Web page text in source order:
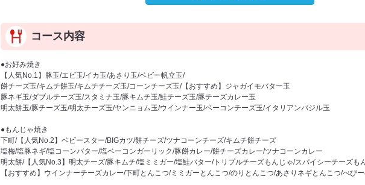
コース内容
●お好み焼き
【人気No.1】豚玉/エビ玉/イカ玉/あさり玉/ベビー帆立玉/
餅チーズ玉/キムチ餅玉/キムチチーズ玉/コーンチーズ玉/【おすすめ】ジャガイモバター玉
豚ネギ玉/ダブルチーズ玉/スタミナ玉/豚キムチ玉/鮭チーズ玉/豚チーズカレー玉
明太餅玉/豚チーズ玉/明太チーズ玉/ヤンニョム玉/ウインナー玉/ベーコンチーズ玉/イタリアンバジル玉
●もんじゃ焼き
下町/【人気No.2】ベビースター/BIGカツ/餅チーズ/ツナコーンチーズ/キムチ餅チーズ
塩梅/塩豚ネギ/塩コーンバター/塩ベーコンガーリック/豚餅カレー/餅チーズカレー/ツナコーンカレー
明太餅/【人気No.3】明太チーズ/豚キムチ/塩ミミガー/塩鮭バター/トリプルチーズもんじゃ/スパイシーチーズも
【おすすめ】ウインナーチーズカレー/下町とんこつ/ミミガーとんこつ/のりとんこつ/あさりネギとんこつ/べび